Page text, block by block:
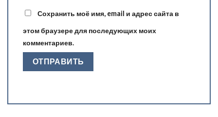
Сохранить моё имя, email и адрес сайта в
этом браузере для последующих моих
комментариев.